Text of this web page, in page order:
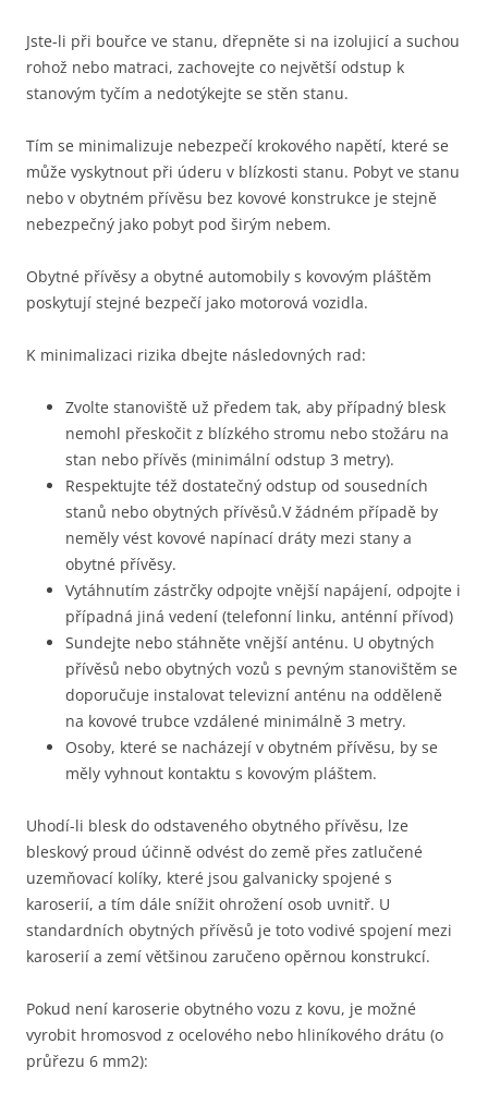
Jste-li při bouřce ve stanu, dřepněte si na izolujicí a suchou
rohož nebo matraci, zachovejte co největší odstup k
stanovým tyčím a nedotýkejte se stěn stanu.
Tím se minimalizuje nebezpečí krokového napětí, které se
může vyskytnout při úderu v blízkosti stanu. Pobyt ve stanu
nebo v obytném přívěsu bez kovové konstrukce je stejně
nebezpečný jako pobyt pod širým nebem.
Obytné přívěsy a obytné automobily s kovovým pláštěm
poskytují stejné bezpečí jako motorová vozidla.
K minimalizaci rizika dbejte následovných rad:
Zvolte stanoviště už předem tak, aby případný blesk
nemohl přeskočit z blízkého stromu nebo stožáru na
stan nebo přívěs (minimální odstup 3 metry).
Respektujte též dostatečný odstup od sousedních
stanů nebo obytných přívěsů.V žádném případě by
neměly vést kovové napínací dráty mezi stany a
obytné přívěsy.
Vytáhnutím zástrčky odpojte vnější napájení, odpojte i
případná jiná vedení (telefonní linku, anténní přívod)
Sundejte nebo stáhněte vnější anténu. U obytných
přívěsů nebo obytných vozů s pevným stanovištěm se
doporučuje instalovat televizní anténu na odděleně
na kovové trubce vzdálené minimálně 3 metry.
Osoby, které se nacházejí v obytném přívěsu, by se
měly vyhnout kontaktu s kovovým pláštem.
Uhodí-li blesk do odstaveného obytného přívěsu, lze
bleskový proud účinně odvést do země přes zatlučené
uzemňovací kolíky, které jsou galvanicky spojené s
karoserií, a tím dále snížit ohrožení osob uvnitř. U
standardních obytných přívěsů je toto vodivé spojení mezi
karoserií a zemí většinou zaručeno opěrnou konstrukcí.
Pokud není karoserie obytného vozu z kovu, je možné
vyrobit hromosvod z ocelového nebo hliníkového drátu (o
průřezu 6 mm2):